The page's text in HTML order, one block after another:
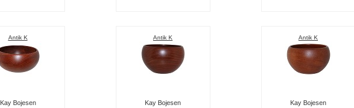
Antik K
Kay Bojesen
Antik K
Kay Bojesen
Antik K
Kay Bojesen